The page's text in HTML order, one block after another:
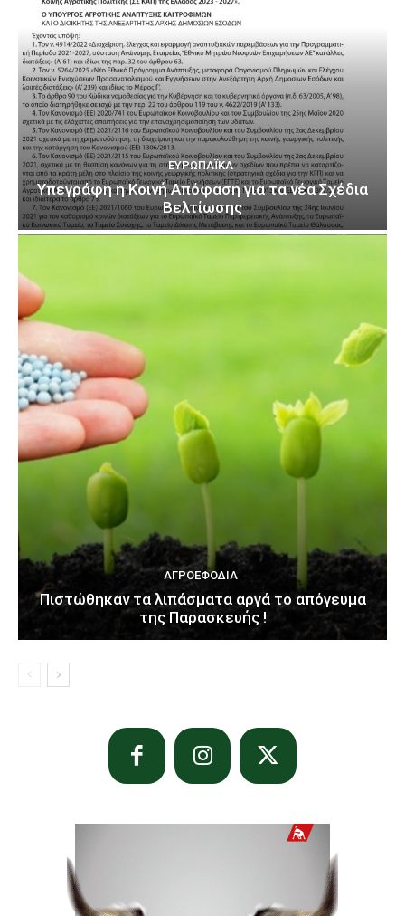
ΕΥΡΩΠΑΪΚΆ
Υπεγράφη η Κοινή Απόφαση για τα νέα Σχέδια
Βελτίωσης
ΑΓΡΟΕΦΌΔΙΑ
Πιστώθηκαν τα λιπάσματα αργά το απόγευμα
της Παρασκευής !